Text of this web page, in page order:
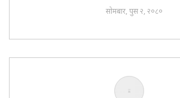
सोमबार, पुस २, २०८०